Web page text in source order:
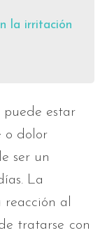
la irritación
puede estar
o dolor
ser un
La
reacción al
tratarse con